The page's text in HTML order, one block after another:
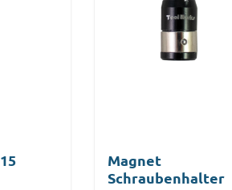
Magnet
Schraubenhalter